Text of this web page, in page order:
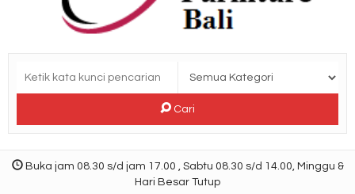
Cari
Buka jam 08.30 s/d jam 17.00 , Sabtu 08.30 s/d 14.00, Minggu &
Hari Besar Tutup